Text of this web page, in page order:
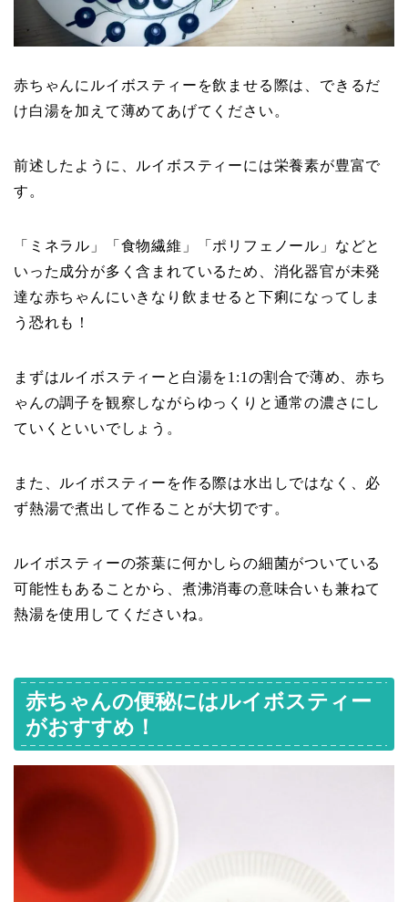
赤ちゃんにルイボスティーを飲ませる際は、できるだ
け白湯を加えて薄めてあげてください。
前述したように、ルイボスティーには栄養素が豊富で
す。
「ミネラル」「食物繊維」「ポリフェノール」などと
いった成分が多く含まれているため、消化器官が未発
達な赤ちゃんにいきなり飲ませると下痢になってしま
う恐れも！
まずはルイボスティーと白湯を1:1の割合で薄め、赤ち
ゃんの調子を観察しながらゆっくりと通常の濃さにし
ていくといいでしょう。
また、ルイボスティーを作る際は水出しではなく、必
ず熱湯で煮出して作ることが大切です。
ルイボスティーの茶葉に何かしらの細菌がついている
可能性もあることから、煮沸消毒の意味合いも兼ねて
熱湯を使用してくださいね。
赤ちゃんの便秘にはルイボスティー
がおすすめ！